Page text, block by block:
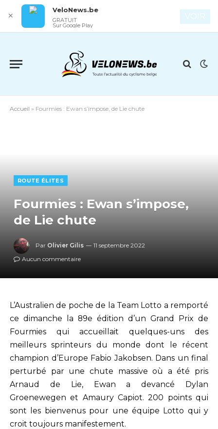
Accueil » Fourmies : Ewan s’impose, de Lie chute
ROUTE ÉLITES
Fourmies : Ewan s’impose,
de Lie chute
Par Olivier Gilis
11 septembre 2022
Aucun commentaire
L’Australien de poche de la Team Lotto a remporté
ce dimanche la 89e édition d’un Grand Prix de
Fourmies qui accueillait quelques-uns des
meilleurs sprinteurs du monde dont le récent
champion d’Europe Fabio Jakobsen. Dans un final
perturbé par une chute massive où a été pris
Arnaud de Lie, Ewan a devancé Dylan
Groenewegen et Amaury Capiot. 200 points qui
sont les bienvenus pour une équipe Lotto qui y
croit toujours manifestement.
✕
VeloNews.be
GRATUIT
Sur Google Play
VOIR